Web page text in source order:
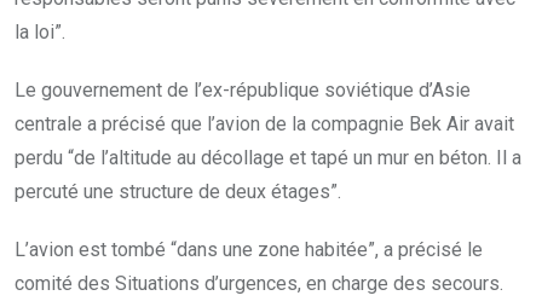
la loi”.
Le gouvernement de l’ex-république soviétique d’Asie
centrale a précisé que l’avion de la compagnie Bek Air avait
perdu “de l’altitude au décollage et tapé un mur en béton. Il a
percuté une structure de deux étages”.
L’avion est tombé “dans une zone habitée”, a précisé le
comité des Situations d’urgences, en charge des secours.